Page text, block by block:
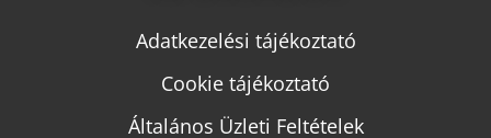
Adatkezelési tájékoztató
Cookie tájékoztató
Általános Üzleti Feltételek